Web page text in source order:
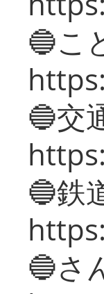
🔵こ
🔵交
🔵鉄
🔵さ